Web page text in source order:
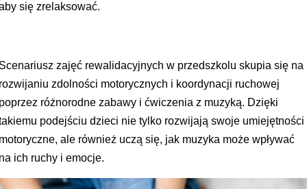
się zrelaksować.
zajęć rewalidacyjnych w przedszkolu skupia się na
zdolności motorycznych i koordynacji ruchowej
różnorodne zabawy i ćwiczenia z muzyką. Dzięki
podejściu dzieci nie tylko rozwijają swoje umiejętności
ale również uczą się, jak muzyka może wpływać
ich ruchy i emocje.